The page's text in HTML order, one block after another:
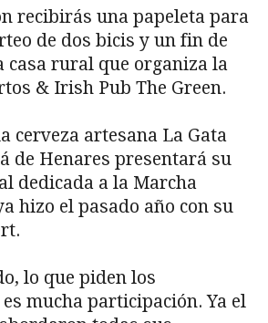
recibirás una papeleta para
de dos bicis y un fin de
casa rural que organiza la
& Irish Pub The Green.
cerveza artesana La Gata
de Henares presentará su
dedicada a la Marcha
hizo el pasado año con su
lo que piden los
mucha participación. Ya el